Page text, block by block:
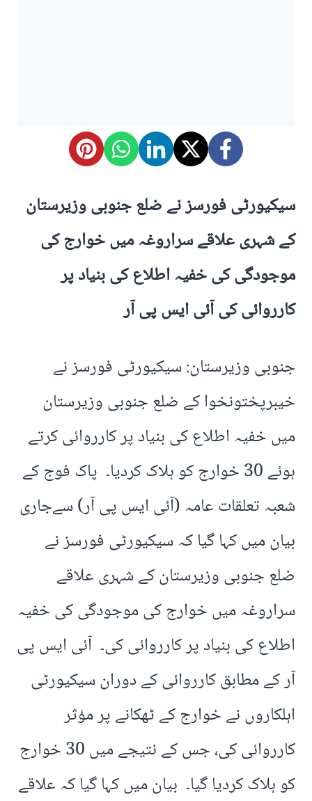
سیکیورٹی فورسز نے ضلع جنوبی وزیرستان
کے شہری علاقے سراروغہ میں خوارج کی
موجودگی کی خفیہ اطلاع کی بنیاد پر
کارروائی کی آئی ایس پی آر
جنوبی وزیرستان: سیکیورٹی فورسز نے
خیبرپختونخوا کے ضلع جنوبی وزیرستان
میں خفیہ اطلاع کی بنیاد پر کارروائی کرتے
ہوئے 30 خوارج کو ہلاک کردیا۔ پاک فوج کے
شعبہ تعلقات عامہ (آئی ایس پی آر) سےجاری
بیان میں کہا گیا کہ سیکیورٹی فورسز نے
ضلع جنوبی وزیرستان کے شہری علاقے
سراروغہ میں خوارج کی موجودگی کی خفیہ
اطلاع کی بنیاد پر کارروائی کی۔ آئی ایس پی
آر کے مطابق کارروائی کے دوران سیکیورٹی
اہلکاروں نے خوارج کے ٹھکانے پر مؤثر
کارروائی کی، جس کے نتیجے میں 30 خوارج
کو ہلاک کردیا گیا۔ بیان میں کہا گیا کہ علاقے